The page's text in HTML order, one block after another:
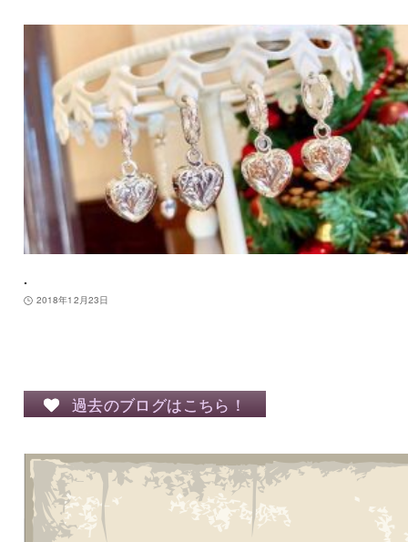
.
2018年12月23日
過去のブログはこちら！